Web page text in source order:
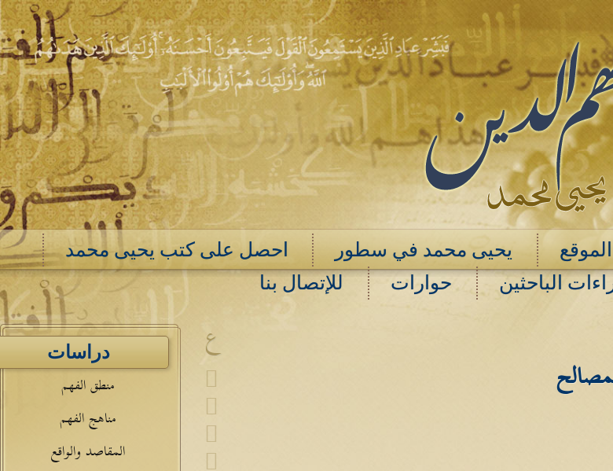
يحيى محمد في سطور
احصل على كتب يحيى محمد
الباحثين حوارات للإتصال بنا
دراسات
منطق الفهم
مناهج الفهم
المقاصد والواقع
ع